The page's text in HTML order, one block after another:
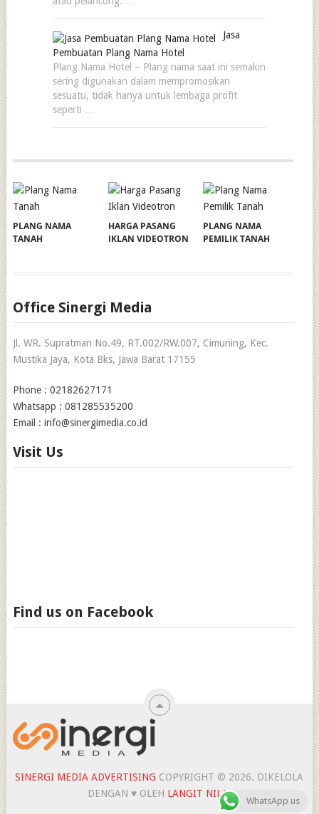
Jasa
Pembuatan Plang Nama Hotel
Plang Nama Hotel – Plang nama saat ini semakin
sering digunakan dalam mempromosikan
sesuatu, tidak hanya untuk lembaga profit
seperti …
PLANG NAMA
TANAH
HARGA PASANG
IKLAN VIDEOTRON
PLANG NAMA
PEMILIK TANAH
Office Sinergi Media
Jl. WR. Supratman No.49, RT.002/RW.007, Cimuning, Kec.
Mustika Jaya, Kota Bks, Jawa Barat 17155
Phone : 02182627171
Whatsapp : 081285535200
Email : info@sinergimedia.co.id
Visit Us
Find us on Facebook
SINERGI MEDIA ADVERTISING COPYRIGHT © 2026. DIKELOLA
DENGAN ♥ OLEH LANGIT NILAI
WhatsApp us